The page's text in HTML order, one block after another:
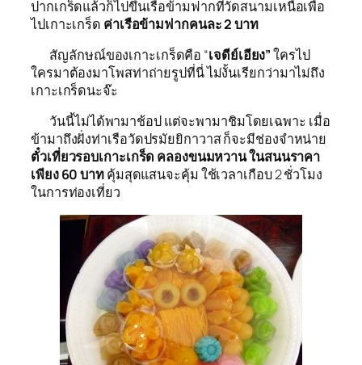
ปากเกร็ดแล้วก็ไปขึ้นเรือข้ามฟากที่วัดสนามเหนือเพื่อ
ไปเกาะเกร็ด ค่าเรือข้ามฟากคนละ 2 บาท
สัญลักษณ์ของเกาะเกร็ดคือ “เจดีย์เอียง”ใครไป
ใครมาต้องมาโพสท่าถ่ายรูปที่นี่ ไม่งั้นเรียกว่ามาไม่ถึง
เกาะเกร็ดนะจ๊ะ
วันนี้ไม่ได้พามาช้อป แต่จะพามาชิมโดยเฉพาะ เมื่อ
ข้ามาถึงฝั่งท่าเรือวัดปรมัยยิกาวาส ก็จะมีช่องจำหน่าย
ตั๋วเที่ยวรอบเกาะเกร็ด คลองขนมหวานในสนนราคา
เพียง 60 บาทคุ้มสุดแสนจะคุ้ม ใช้เวลาเกือบ 2 ชั่วโมง
ในการท่องเที่ยว